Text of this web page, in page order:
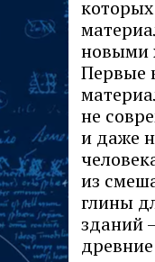
новыми
Первые
не
и даже
из
глины
зданий